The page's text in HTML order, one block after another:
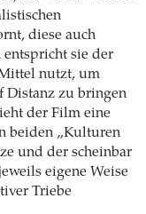
diese auch
entspricht sie der
nutzt, um
Distanz zu bringen
der Film eine
beiden „Kulturen
und der scheinbar
eigene Weise
Triebe